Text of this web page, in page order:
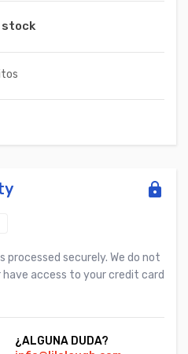
stock
securely. We do not
access to your credit card
¿ALGUNA DUDA?